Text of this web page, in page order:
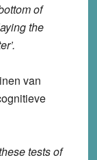
of
the
van
tests of